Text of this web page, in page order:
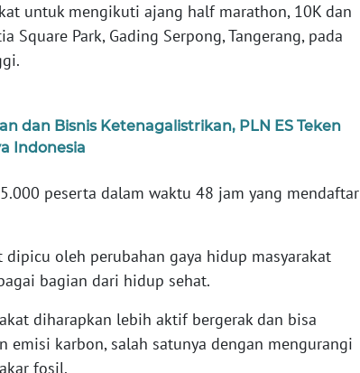
untuk mengikuti ajang half marathon, 10K dan
Square Park, Gading Serpong, Tangerang, pada
dan Bisnis Ketenagalistrikan, PLN ES Teken
Indonesia
peserta dalam waktu 48 jam yang mendaftar
oleh perubahan gaya hidup masyarakat
bagian dari hidup sehat.
diharapkan lebih aktif bergerak dan bisa
emisi karbon, salah satunya dengan mengurangi
fosil.